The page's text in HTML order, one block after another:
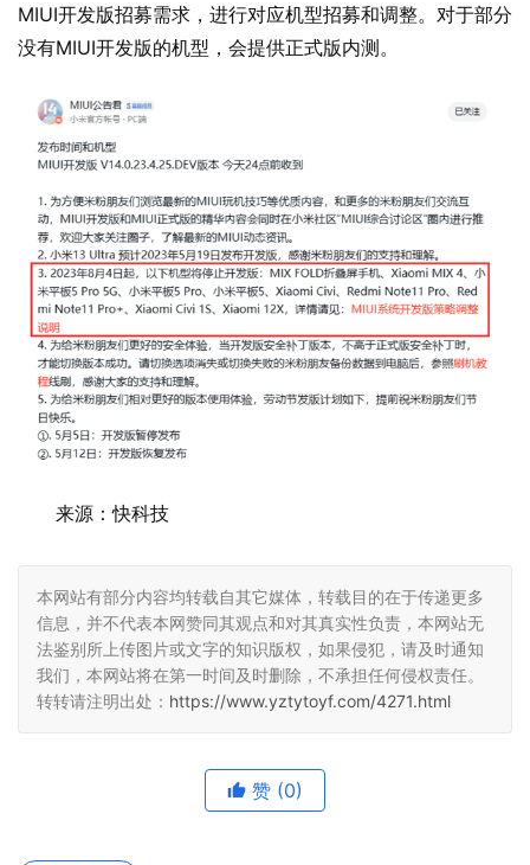
MIUI开发版招募需求，进行对应机型招募和调整。对于部分
没有MIUI开发版的机型，会提供正式版内测。
来源：快科技
本网站有部分内容均转载自其它媒体，转载目的在于传递更多
信息，并不代表本网赞同其观点和对其真实性负责，本网站无
法鉴别所上传图片或文字的知识版权，如果侵犯，请及时通知
我们，本网站将在第一时间及时删除，不承担任何侵权责任。
转转请注明出处： https://www.yztytoyf.com/4271.html
赞 (0)